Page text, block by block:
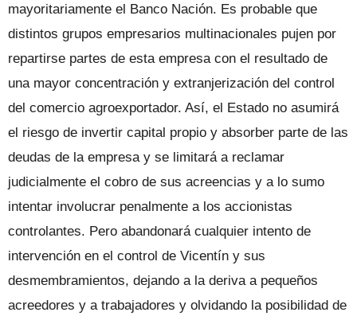
mayoritariamente el Banco Nación. Es probable que
distintos grupos empresarios multinacionales pujen por
repartirse partes de esta empresa con el resultado de
una mayor concentración y extranjerización del control
del comercio agroexportador. Así, el Estado no asumirá
el riesgo de invertir capital propio y absorber parte de las
deudas de la empresa y se limitará a reclamar
judicialmente el cobro de sus acreencias y a lo sumo
intentar involucrar penalmente a los accionistas
controlantes. Pero abandonará cualquier intento de
intervención en el control de Vicentín y sus
desmembramientos, dejando a la deriva a pequeños
acreedores y a trabajadores y olvidando la posibilidad de